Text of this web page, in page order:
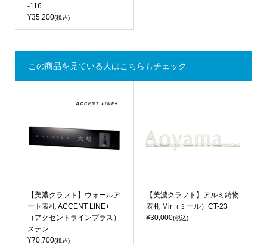
-116
¥35,200(税込)
この商品を見ている人はこちらもチェック
【美濃クラフト】ウォールア
ート表札 ACCENT LINE+
（アクセントラインプラス）
ステン...
¥70,700(税込)
【美濃クラフト】アルミ鋳物
表札 Mir（ミール）CT-23
¥30,000(税込)